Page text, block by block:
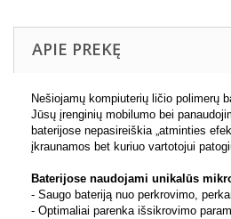
APIE PREKĘ
Nešiojamų kompiuterių ličio polimerų
Jūsų įrenginių mobilumo bei
baterijose nepasireiškia „atminties
įkraunamos bet kuriuo vartotojui
Baterijose naudojami unikalūs
- Saugo bateriją nuo perkrovimo,
- Optimaliai parenka išsikrovimo